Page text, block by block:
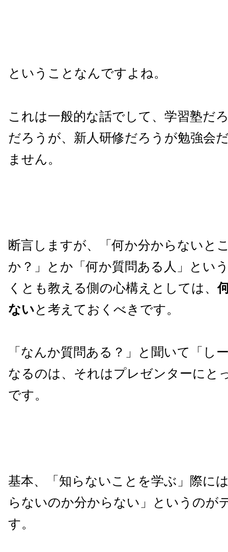
ということなんですよね。
これは一般的な話でして、学習塾だ
だろうが、新人研修だろうが勉強会
ません。
断言しますが、「何か分からないと
か？」とか「何か質問ある人」とい
くとも教える側の心構えとしては、
ないと考えておくべきです。
「なんか質問ある？」と聞いて「し
なるのは、それはプレゼンターにと
です。
基本、「知らないことを学ぶ」際に
らないのか分からない」というのが
す。